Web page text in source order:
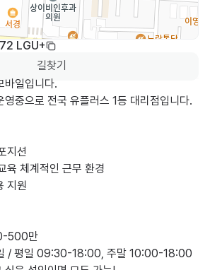
LGU+
길찾기
바일입니다.
중으로 전국 유플러스 1등 대리점입니다.
지션
육 체계적인 근무 환경
지원
500만
/ 평일 09:30-18:00, 주말 10:00-18:00